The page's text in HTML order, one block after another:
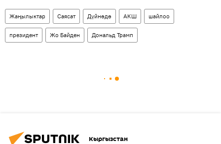
Жаңылыктар Саясат Дүйнөдө АКШ шайлоо
президент Жо Байден Дональд Трамп
Кыргызстан